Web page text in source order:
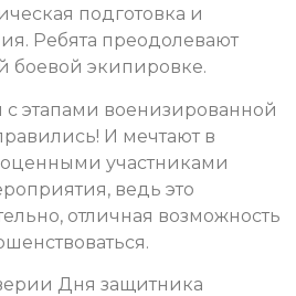
подготовка и
Ребята преодолевают
боевой экипировке.
этапами военизированной
И мечтают в
участниками
ведь это
отличная возможность
Дня защитника